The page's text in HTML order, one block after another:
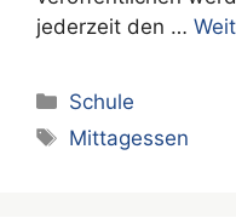
jederzeit den …
Kategorien
Schule
Schlagwörter
Mittagessen